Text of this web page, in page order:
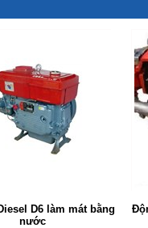
D6 làm mát bằng
nước